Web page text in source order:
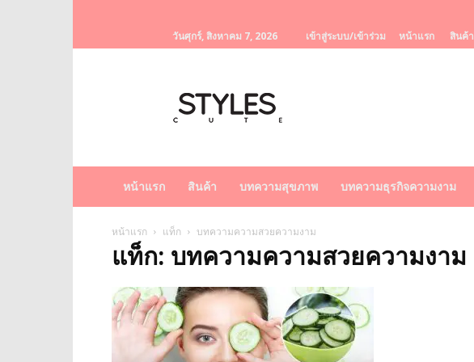
วันศุกร์, สิงหาคม 7, 2026 เข้าสู่ระบบ/เข้าร่วม หน้าแรก สินค้า
เรื่อง
ราว
ครีม
หน้า
ขาว
หน้า
ใส
หน้าแรก สินค้า บทความสุขภาพ บทความธุรกิจความงาม
หน้าแรก แท็ก บทความความสวยความงาม
แท็ก: บทความความสวยความงาม